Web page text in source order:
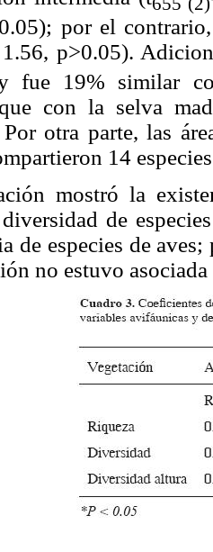
por el
p>0.05).
fue 19% similar
con la selva
otra parte, las
14
mostró la
de
de especies de
no estuvo